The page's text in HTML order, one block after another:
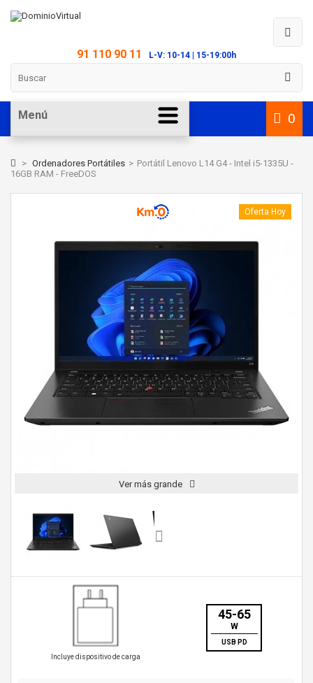
91 110 90 11 L-V: 10-14 | 15-19:00h
0
Menú
> Ordenadores Portátiles > Portátil Lenovo L14 G4 - Intel i5-1335U -
16GB RAM - FreeDOS
Oferta Hoy
Ver más grande
Incluye dispositivo de carga
45-65
W
USB PD